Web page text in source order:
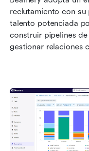
reclutamiento con
talento potenciada
construir pipelines
gestionar relaciones